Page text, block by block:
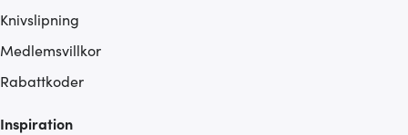
Knivslipning
Medlemsvillkor
Rabattkoder
Inspiration